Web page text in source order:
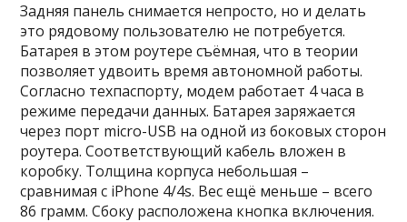
Задняя панель снимается непросто, но и делать
это рядовому пользователю не потребуется.
Батарея в этом роутере съёмная, что в теории
позволяет удвоить время автономной работы.
Согласно техпаспорту, модем работает 4 часа в
режиме передачи данных. Батарея заряжается
через порт micro-USB на одной из боковых сторон
роутера. Соответствующий кабель вложен в
коробку. Толщина корпуса небольшая –
сравнимая с iPhone 4/4s. Вес ещё меньше – всего
86 грамм. Сбоку расположена кнопка включения.